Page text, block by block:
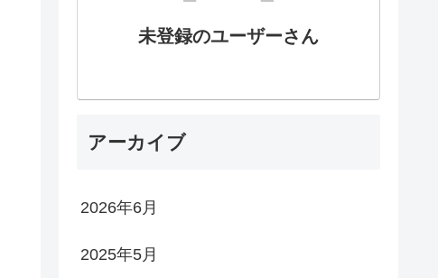
未登録のユーザーさん
アーカイブ
2026年6月
2025年5月